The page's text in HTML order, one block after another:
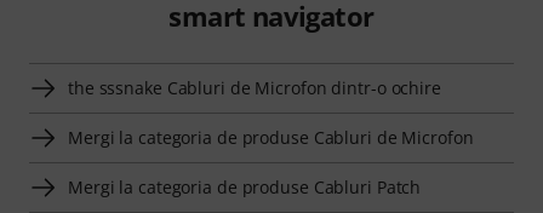
smart navigator
the sssnake Cabluri de Microfon dintr-o ochire
Mergi la categoria de produse Cabluri de Microfon
Mergi la categoria de produse Cabluri Patch